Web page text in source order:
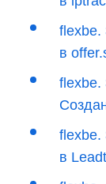
flexbe.
в
flexbe.
flexbe.
в